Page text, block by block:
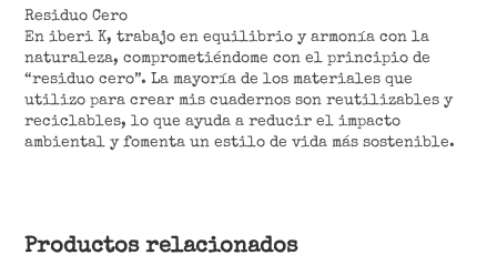
Residuo Cero
En iberi K, trabajo en equilibrio y armonía con la
naturaleza, comprometiéndome con el principio de
“residuo cero”. La mayoría de los materiales que
utilizo para crear mis cuadernos son reutilizables y
reciclables, lo que ayuda a reducir el impacto
ambiental y fomenta un estilo de vida más sostenible.
Productos relacionados